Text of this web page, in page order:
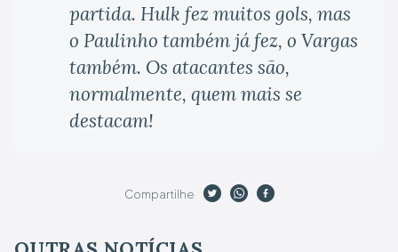
partida. Hulk fez muitos gols, mas
o Paulinho também já fez, o Vargas
também. Os atacantes são,
normalmente, quem mais se
destacam!
Compartilhe